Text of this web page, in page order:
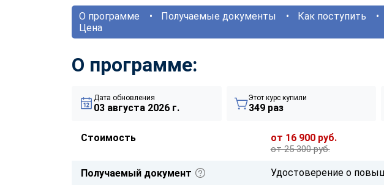
О программе Получаемые документы Как поступить
Цена
О программе:
Дата обновления
03 августа 2026 г.
Этот курс купили
349 раз
Стоимость от 16 900 руб.
от 25 300 руб.
Получаемый документ Удостоверение о